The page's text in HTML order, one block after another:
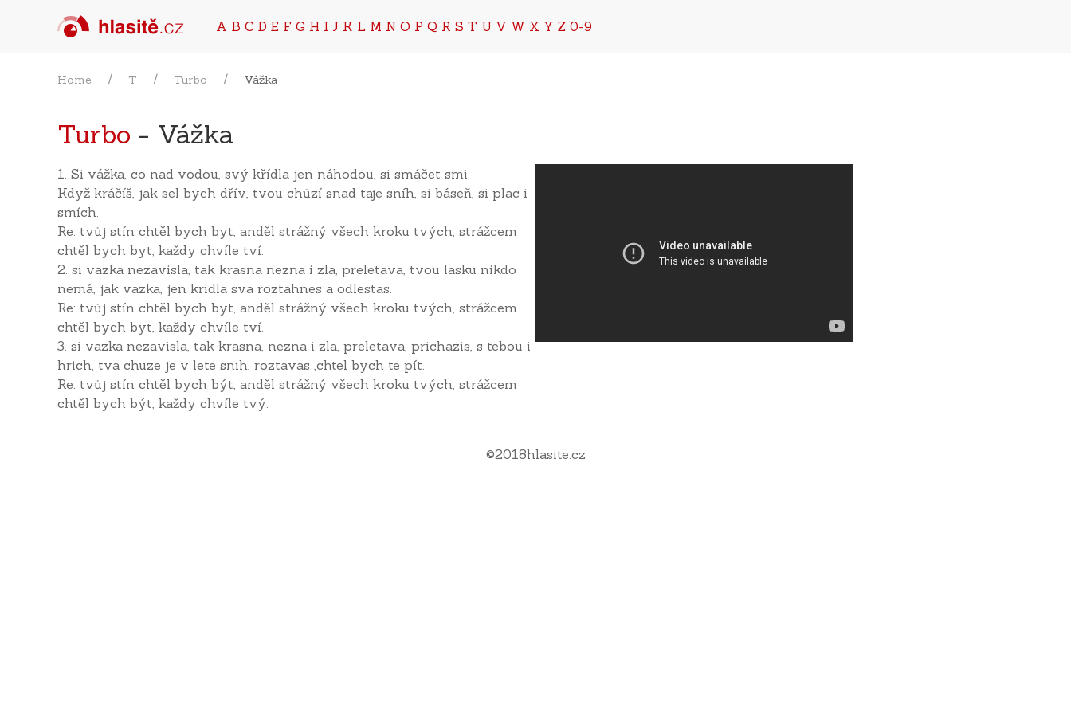
A B C D E F G H I J K L M N O P Q R S T U V W X Y Z 0-9
Home T Turbo Vážka
Turbo - Vážka
1. Si vážka, co nad vodou, svý křídla jen náhodou, si smáčet smi.
Když kráčíš, jak sel bych dřív, tvou chůzí snad taje sníh, si báseň, si plac i
smích.
Re: tvůj stín chtěl bych byt, anděl strážný všech kroku tvých, strážcem
chtěl bych byt, každy chvíle tví.
2. si vazka nezavisla, tak krasna nezna i zla, preletava, tvou lasku nikdo
nemá, jak vazka, jen kridla sva roztahnes a odlestas.
Re: tvůj stín chtěl bych byt, anděl strážný všech kroku tvých, strážcem
chtěl bych byt, každy chvíle tví.
3. si vazka nezavisla, tak krasna, nezna i zla, preletava, prichazis, s tebou i
hrich, tva chuze je v lete snih, roztavas ,chtel bych te pít.
Re: tvůj stín chtěl bych být, anděl strážný všech kroku tvých, strážcem
chtěl bych být, každy chvíle tvý.
©2018hlasite.cz